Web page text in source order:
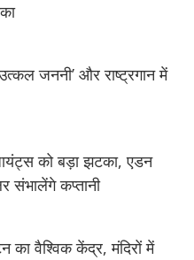
जननी’ और राष्ट्रगान में
को बड़ा झटका, एडन
संभालेंगे कप्तानी
का वैश्विक केंद्र, मंदिरों में